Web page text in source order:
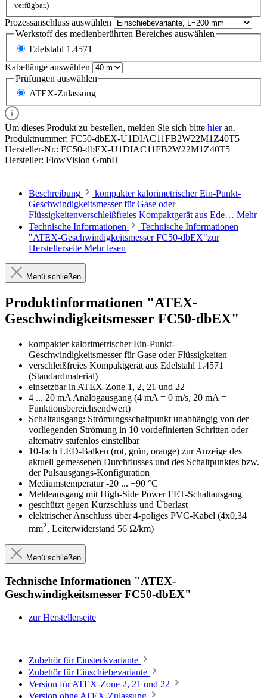
verfügbar.)
Prozessanschluss auswählen
Werkstoff des medienberührten Bereiches auswählen
Edelstahl 1.4571
Kabellänge auswählen
Prüfungen auswählen
ATEX-Zulassung
Um dieses Produkt zu bestellen, melden Sie sich bitte hieran.
Produktnummer: FC50-dbEX-U1DIAC11FB2W22M1Z40T5
Hersteller-Nr.: FC50-dbEX-U1DIAC11FB2W22M1Z40T5
Hersteller: FlowVision GmbH
Beschreibung
kompakter kalorimetrischer Ein-Punkt-
Geschwindigkeitsmesser für Gase oder
Flüssigkeitenverschleißfreies Kompaktgerät aus Ede… Mehr
Technische Informationen
Technische Informationen
"ATEX-Geschwindigkeitsmesser FC50-dbEX"zur
Herstellerseite Mehr lesen
Menü schließen
Produktinformationen "ATEX-
Geschwindigkeitsmesser FC50-dbEX"
kompakter kalorimetrischer Ein-Punkt-
Geschwindigkeitsmesser für Gase oder Flüssigkeiten
verschleißfreies Kompaktgerät aus Edelstahl 1.4571
(Standardmaterial)
einsetzbar in ATEX-Zone 1, 2, 21 und 22
4 ... 20 mA Analogausgang (4 mA = 0 m/s, 20 mA =
Funktionsbereichsendwert)
Schaltausgang: Strömungsschaltpunkt unabhängig von der
vorliegenden Strömung in 10 vordefinierten Schritten oder
alternativ stufenlos einstellbar
10-fach LED-Balken (rot, grün, orange) zur Anzeige des
aktuell gemessenen Durchflusses und des Schaltpunktes bzw.
der Pulsausgangs-Konfiguration
Mediumstemperatur -20 ... +90 °C
Meldeausgang mit High-Side Power FET-Schaltausgang
geschützt gegen Kurzschluss und Überlast
elektrischer Anschluss über 4-poliges PVC-Kabel (4x0,34
mm2, Leiterwiderstand 56 Ω/km)
Menü schließen
Technische Informationen "ATEX-
Geschwindigkeitsmesser FC50-dbEX"
zur Herstellerseite
Zubehör für Einsteckvariante
Zubehör für Einschiebevariante
Version für ATEX-Zone 2, 21 und 22
Version ohne ATEX-Zulassung